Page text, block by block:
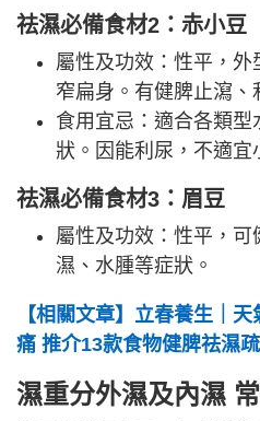
祛濕必備食材2：赤小豆
屬性及功效：性平，
窄扁身。有健脾止瀉、
食用宜忌：適合各類
狀。因能利尿，不適宜
祛濕必備食材3：眉豆
屬性及功效：性平，
濕、水腫等症狀。
【相關文章】立春養生｜
痛 推介13款食物健脾祛濕
濕重分外濕及內濕